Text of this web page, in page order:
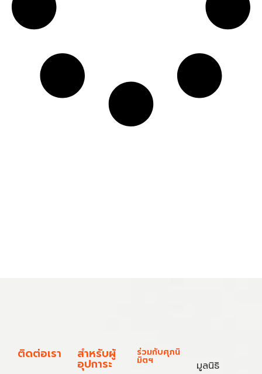
ติดต่อเรา สำหรับผู้
อุปการะ
ร่วมกับศุภนิ
มิตฯ
มูลนิธิ